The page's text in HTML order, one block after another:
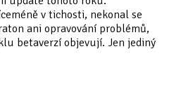
v tichosti, nekonal se
ani opravování problémů,
betaverzí objevují. Jen jediný